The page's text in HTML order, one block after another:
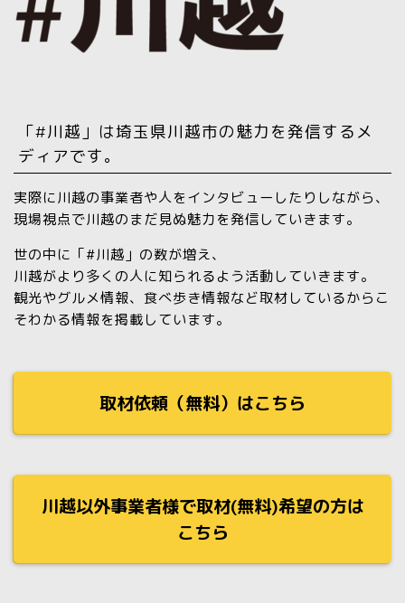
「#川越」は埼玉県川越市の魅力を発信するメ
ディアです。
実際に川越の事業者や人をインタビューしたりしながら、
現場視点で川越のまだ見ぬ魅力を発信していきます。
世の中に「#川越」の数が増え、
川越がより多くの人に知られるよう活動していきます。
観光やグルメ情報、食べ歩き情報など取材しているからこ
そわかる情報を掲載しています。
取材依頼（無料）はこちら
川越以外事業者様で取材(無料)希望の方は
こちら